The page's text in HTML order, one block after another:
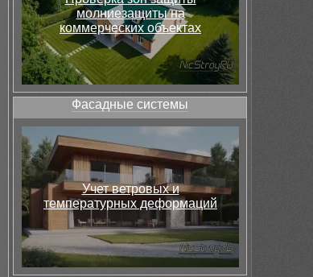
молниезащиты на
коммерческих объектах
Фасадные системы
Учет ветровых и
температурных деформаций